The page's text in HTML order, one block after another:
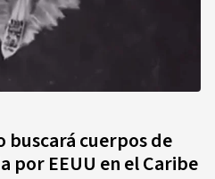
buscará cuerpos de
por EEUU en el Caribe